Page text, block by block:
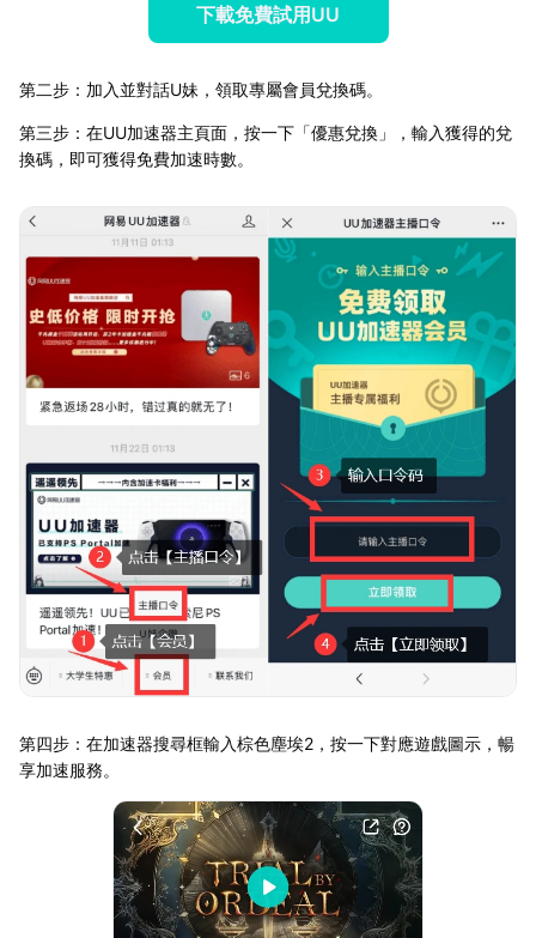
下載免費試用UU
第二步：加入並對話U妹，領取專屬會員兌換碼。
第三步：在UU加速器主頁面，按一下「優惠兌換」，輸入獲得的兌
換碼，即可獲得免費加速時數。
第四步：在加速器搜尋框輸入棕色塵埃2，按一下對應遊戲圖示，暢
享加速服務。